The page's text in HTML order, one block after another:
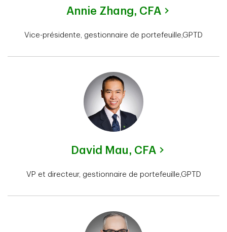
Annie Zhang, CFA
Vice-présidente, gestionnaire de portefeuille,GPTD
David Mau, CFA
VP et directeur, gestionnaire de portefeuille,GPTD